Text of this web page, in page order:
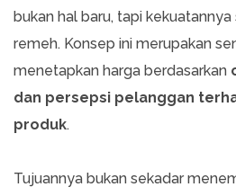
bukan hal baru, tapi
remeh. Konsep ini merupakan
menetapkan harga berdasarkan
dan persepsi pelanggan
produk.
Tujuannya bukan sekadar